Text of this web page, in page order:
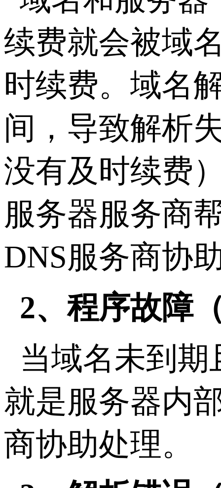
续费就会被域
时续费。域名
间，导致解析
没有及时续费
服务器服务商
DNS服务商协
2、程序故障
当域名未到期
就是服务器内
商协助处理。